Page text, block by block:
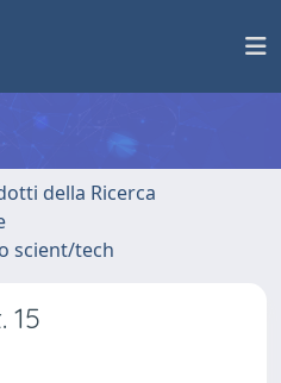
della Ricerca
scient/tech
15